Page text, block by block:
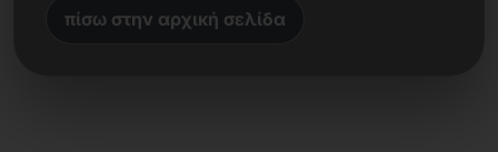
πίσω στην αρχική σελίδα